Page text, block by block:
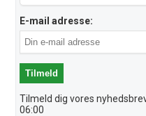
E-mail adresse:
Tilmeld dig vores
06:00